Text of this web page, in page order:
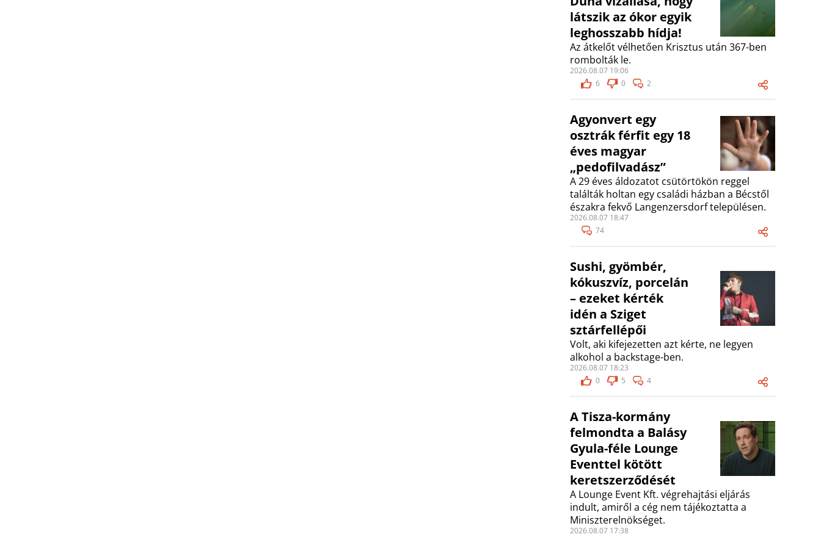
látszik az ókor egyik
leghosszabb hídja!
Az átkelőt vélhetően Krisztus után 367-ben
rombolták le.
2026.08.07 19:06
6
0 2
Agyonvert egy
osztrák férfit egy 18
éves magyar
„pedofilvadász”
A 29 éves áldozatot csütörtökön reggel
találták holtan egy családi házban a Bécstől
északra fekvő Langenzersdorf településen.
2026.08.07 18:47
74
Sushi, gyömbér,
kókuszvíz, porcelán
– ezeket kérték
idén a Sziget
sztárfellépői
Volt, aki kifejezetten azt kérte, ne legyen
alkohol a backstage-ben.
2026.08.07 18:23
0
5 4
A Tisza-kormány
felmondta a Balásy
Gyula-féle Lounge
Eventtel kötött
keretszerződését
A Lounge Event Kft. végrehajtási eljárás
indult, amiről a cég nem tájékoztatta a
Miniszterelnökséget.
2026.08.07 17:38